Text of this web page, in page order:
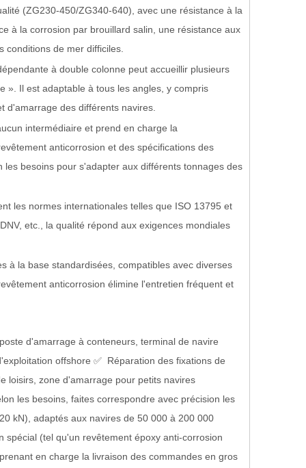
(ZG230-450/ZG340-640), avec une résistance à la
à la corrosion par brouillard salin, une résistance aux
de mer difficiles.
à double colonne peut accueillir plusieurs
». Il est adaptable à tous les angles, y compris
d'amarrage des différents navires.
intermédiaire et prend en charge la
anticorrosion et des spécifications des
besoins pour s'adapter aux différents tonnages des
les normes internationales telles que ISO 13795 et
etc., la qualité répond aux exigences mondiales
à la base standardisées, compatibles avec diverses
anticorrosion élimine l'entretien fréquent et
d'amarrage à conteneurs, terminal de navire
offshore ✅ Réparation des fixations de
loisirs, zone d'amarrage pour petits navires
les besoins, faites correspondre avec précision les
kN), adaptés aux navires de 50 000 à 200 000
(tel qu'un revêtement époxy anti-corrosion
en charge la livraison des commandes en gros